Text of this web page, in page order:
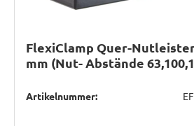
FlexiClamp Quer-
mm (Nut- Abstände
Artikelnummer: